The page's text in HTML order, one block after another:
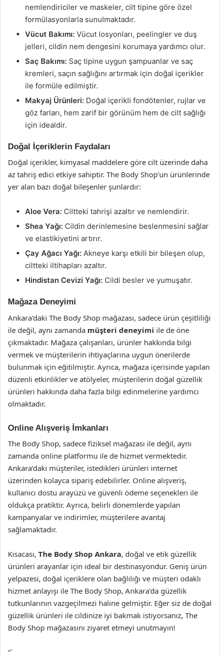
nemlendiriciler ve maskeler, cilt tipine göre özel
formülasyonlarla sunulmaktadır.
Vücut Bakımı: Vücut losyonları, peelingler ve duş
jelleri, cildin nem dengesini korumaya yardımcı olur.
Saç Bakımı: Saç tipine uygun şampuanlar ve saç
kremleri, saçın sağlığını artırmak için doğal içerikler
ile formüle edilmiştir.
Makyaj Ürünleri: Doğal içerikli fondötenler, rujlar ve
göz farları, hem zarif bir görünüm hem de cilt sağlığı
için idealdir.
Doğal İçeriklerin Faydaları
Doğal içerikler, kimyasal maddelere göre cilt üzerinde daha
az tahriş edici etkiye sahiptir. The Body Shop’un ürünlerinde
yer alan bazı doğal bileşenler şunlardır:
Aloe Vera: Ciltteki tahrişi azaltır ve nemlendirir.
Shea Yağı: Cildin derinlemesine beslenmesini sağlar
ve elastikiyetini artırır.
Çay Ağacı Yağı: Akneye karşı etkili bir bileşen olup,
ciltteki iltihapları azaltır.
Hindistan Cevizi Yağı: Cildi besler ve yumuşatır.
Mağaza Deneyimi
Ankara’daki The Body Shop mağazası, sadece ürün çeşitliliği
ile değil, aynı zamanda müşteri deneyimi ile de öne
çıkmaktadır. Mağaza çalışanları, ürünler hakkında bilgi
vermek ve müşterilerin ihtiyaçlarına uygun önerilerde
bulunmak için eğitilmiştir. Ayrıca, mağaza içerisinde yapılan
düzenli etkinlikler ve atölyeler, müşterilerin doğal güzellik
ürünleri hakkında daha fazla bilgi edinmelerine yardımcı
olmaktadır.
Online Alışveriş İmkanları
The Body Shop, sadece fiziksel mağazası ile değil, aynı
zamanda online platformu ile de hizmet vermektedir.
Ankara’daki müşteriler, istedikleri ürünleri internet
üzerinden kolayca sipariş edebilirler. Online alışveriş,
kullanıcı dostu arayüzü ve güvenli ödeme seçenekleri ile
oldukça pratiktir. Ayrıca, belirli dönemlerde yapılan
kampanyalar ve indirimler, müşterilere avantaj
sağlamaktadır.
Kısacası, The Body Shop Ankara, doğal ve etik güzellik
ürünleri arayanlar için ideal bir destinasyondur. Geniş ürün
yelpazesi, doğal içeriklere olan bağlılığı ve müşteri odaklı
hizmet anlayışı ile The Body Shop, Ankara’da güzellik
tutkunlarının vazgeçilmezi haline gelmiştir. Eğer siz de doğal
güzellik ürünleri ile cildinize iyi bakmak istiyorsanız, The
Body Shop mağazasını ziyaret etmeyi unutmayın!
“`